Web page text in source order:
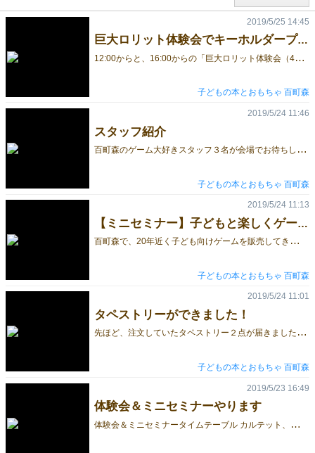
巨大ロリット体験会でキーホルダープレゼント！
1
2:00からと、16:00からの「巨大ロリット体験会（45分）」に参加された方に、ロリットのキーホルダーをプレゼントします！数に限りがありますので、なくなった場合はご容赦ください。 各回８名様まで お一人様１個限り 遊び終わった後にお渡しします。 ロゴ入りです。
2019/5/25 14:45
子どもの本とおもちゃ 百町森
スタッフ紹介
百
町森のゲーム大好きスタッフ３名が会場でお待ちしております。 佐々木隆行 2000年ごろから、なんとなく百町森のゲーム担当に。なので、古いゲームについては変に詳しい。 2007年４月からは、「ゲームの日」という親子向けゲーム体験会をほぼ毎月開催して、多くの子どもたちと様々な子どもゲームで遊んできた（現在も継続中）。幼稚園・保育園・児童館でのゲーム研修や子ども向けのゲーム会（静岡県内）に出向いている。 「絵本の読み聞かせ」のように、「家族でゲーム」することを家庭に広げたいという野望を抱いている。 神田右京 ゲームが大好きで、ゲームについて学び、作りたいという思いで百町森に入社。百町森の営業担当として、静岡県内の保育園や幼稚園、児童館などに出向いている。 友人たちと「スタジオくるくる」を設立。2017年秋のゲームマーケットで「オクタゴン」を発表し、ゲーム作家デビュー。翌2018年には「ゆびリンピック」を発表する。 山崎治 百町森の最若手スタッフ。やはりゲームが大好きで、「静岡市ゲーム会 ランスロット」を主宰。百町森あそび村を借りて、ゲーム会を開催している。 大人向けのゲームはもちろん、児童クラブ（学童）に勤務していた経験を生かして、子ども向けのゲームにめっぽう詳しい。 また、最新のゲーム情報もキャッチアップしているので、わからないことを聞けば大抵答えてくれる。神田の同人ゲーム制作においては、カードやボードなどをガンガン試作してくれる強力な助っ人。
2019/5/24 11:46
子どもの本とおもちゃ 百町森
【ミニセミナー】子どもと楽しくゲームで遊ぶ５つのコツ（仮）
百
町森で、20年近く子ども向けゲームを販売してきたスタッフ佐々木が、子どもとゲームで遊ぶ時のコツや選び方などをお伝えします。 お母さんやお父さんには、よく「ゲーム遊びはお父さんに協力してもらってください」とお話ししています。このゲームマーケットにいらっしゃるお父さんは、もともとゲーム好きでしょうから、お子さんとゲームで遊んでくださるのは間違いないと思います。 ただ逆に、ゲーム好きゆえに悩んでいるお父さんもいらっしゃると思います。例えば、つい難しいゲームを選んでしまう。例えば、つい子どものプレイに口を出してしまう。そんな方に役立てたらよいなと思っています。 また、たくさんある子ども向けのゲームのどれを選べば良いかや、兄弟が一緒に遊ぶのにお薦めのゲーム、発達段階に応じたゲーム選び、ひいては「カタンまでのロードマップ」なんて話も時間が許せばしたいと考えています。
2019/5/24 11:13
子どもの本とおもちゃ 百町森
タペストリーができました！
先
ほど、注文していたタペストリー２点が届きました。当日はこれを目印にしてご来場ください。お待ちしております。
2019/5/24 11:01
子どもの本とおもちゃ 百町森
体験会＆ミニセミナーやります
体
験会＆ミニセミナータイムテーブル カルテット、巨大ロリット、クロキノールの３つのゲームの体験会を時間を決めて行います。ゲームコーナーにも置いておきますので、いつでも遊んでいただけますが、人数が多い方が楽しいので、よかったらその時間に集まってください。 また、スタッフ佐々木によるミニセミナーも開催します。 あくまで予定です。変更になる場合もありますので、ご了承ください。 10:00 開場 11:00 カルテット体験会（30分） 12:00 巨大ロリット体験会（45分） 13:00 ミニセミナー（30分） 14:00 ミニセミナー（30分） 15:00 クロキノール体験会（30分） 16:00 巨大ロリット体験会（45分） 17:00 終了
2019/5/23 16:49